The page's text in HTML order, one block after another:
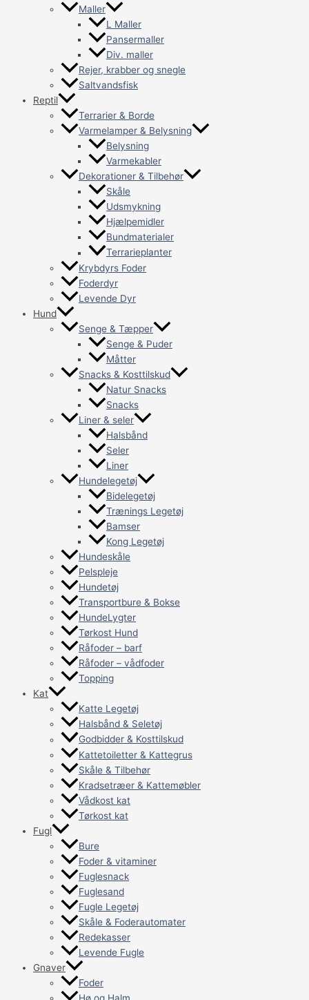
Maller
L Maller
Pansermaller
Div. maller
Rejer, krabber og snegle
Saltvandsfisk
Reptil
Terrarier & Borde
Varmelamper & Belysning
Belysning
Varmekabler
Dekorationer & Tilbehør
Skåle
Udsmykning
Hjælpemidler
Bundmaterialer
Terrarieplanter
Krybdyrs Foder
Foderdyr
Levende Dyr
Hund
Senge & Tæpper
Senge & Puder
Måtter
Snacks & Kosttilskud
Natur Snacks
Snacks
Liner & seler
Halsbånd
Seler
Liner
Hundelegetøj
Bidelegetøj
Trænings Legetøj
Bamser
Kong Legetøj
Hundeskåle
Pelspleje
Hundetøj
Transportbure & Bokse
HundeLygter
Tørkost Hund
Råfoder – barf
Råfoder – vådfoder
Topping
Kat
Katte Legetøj
Halsbånd & Seletøj
Godbidder & Kosttilskud
Kattetoiletter & Kattegrus
Skåle & Tilbehør
Kradsetræer & Kattemøbler
Vådkost kat
Tørkost kat
Fugl
Bure
Foder & vitaminer
Fuglesnack
Fuglesand
Fugle Legetøj
Skåle & Foderautomater
Redekasser
Levende Fugle
Gnaver
Foder